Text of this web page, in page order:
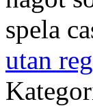
spela
utan